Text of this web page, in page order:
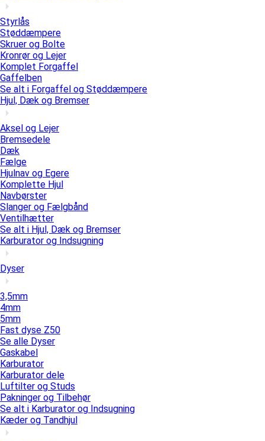
Styrlås
Støddæmpere
Skruer og Bolte
Kronrør og Lejer
Komplet Forgaffel
Gaffelben
Se alt i Forgaffel og Støddæmpere
Hjul, Dæk og Bremser
Aksel og Lejer
Bremsedele
Dæk
Fælge
Hjulnav og Egere
Komplette Hjul
Navbørster
Slanger og Fælgbånd
Ventilhætter
Se alt i Hjul, Dæk og Bremser
Karburator og Indsugning
Dyser
3,5mm
4mm
5mm
Fast dyse Z50
Se alle Dyser
Gaskabel
Karburator
Karburator dele
Luftilter og Studs
Pakninger og Tilbehør
Se alt i Karburator og Indsugning
Kæder og Tandhjul